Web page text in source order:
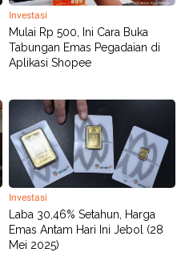
Investasi
Mulai Rp 500, Ini Cara Buka
Tabungan Emas Pegadaian di
Aplikasi Shopee
Investasi
Laba 30,46% Setahun, Harga
Emas Antam Hari Ini Jebol (28
Mei 2025)